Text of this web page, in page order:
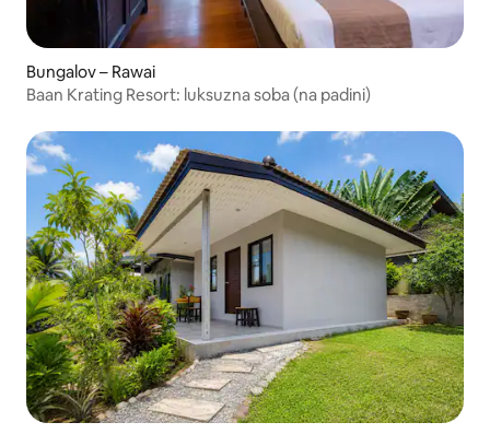
Bungalov – Rawai
Baan Krating Resort: luksuzna soba (na padini)